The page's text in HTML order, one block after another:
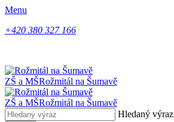
Menu
+420 380 327 166
ZŠ a MŠRožmitál na Šumavě
ZŠ a MŠRožmitál na Šumavě
Hledaný výraz